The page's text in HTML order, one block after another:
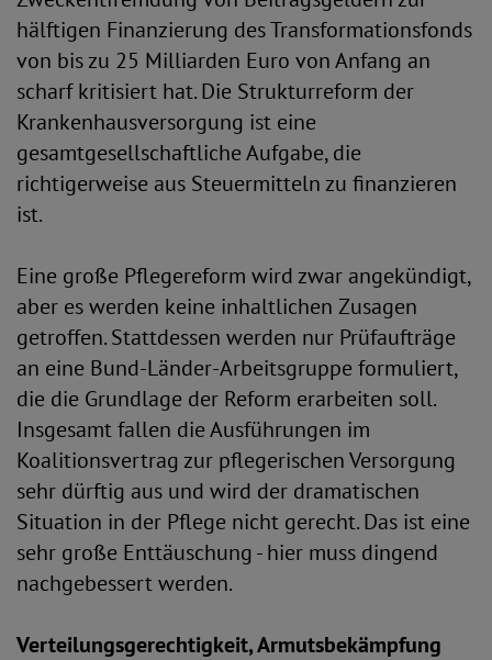
hälftigen Finanzierung des Transformationsfonds
von bis zu 25 Milliarden Euro von Anfang an
scharf kritisiert hat. Die Strukturreform der
Krankenhausversorgung ist eine
gesamtgesellschaftliche Aufgabe, die
richtigerweise aus Steuermitteln zu finanzieren
ist.
Eine große Pflegereform wird zwar angekündigt,
aber es werden keine inhaltlichen Zusagen
getroffen. Stattdessen werden nur Prüfaufträge
an eine Bund-Länder-Arbeitsgruppe formuliert,
die die Grundlage der Reform erarbeiten soll.
Insgesamt fallen die Ausführungen im
Koalitionsvertrag zur pflegerischen Versorgung
sehr dürftig aus und wird der dramatischen
Situation in der Pflege nicht gerecht. Das ist eine
sehr große Enttäuschung - hier muss dingend
nachgebessert werden.
Verteilungsgerechtigkeit, Armutsbekämpfung